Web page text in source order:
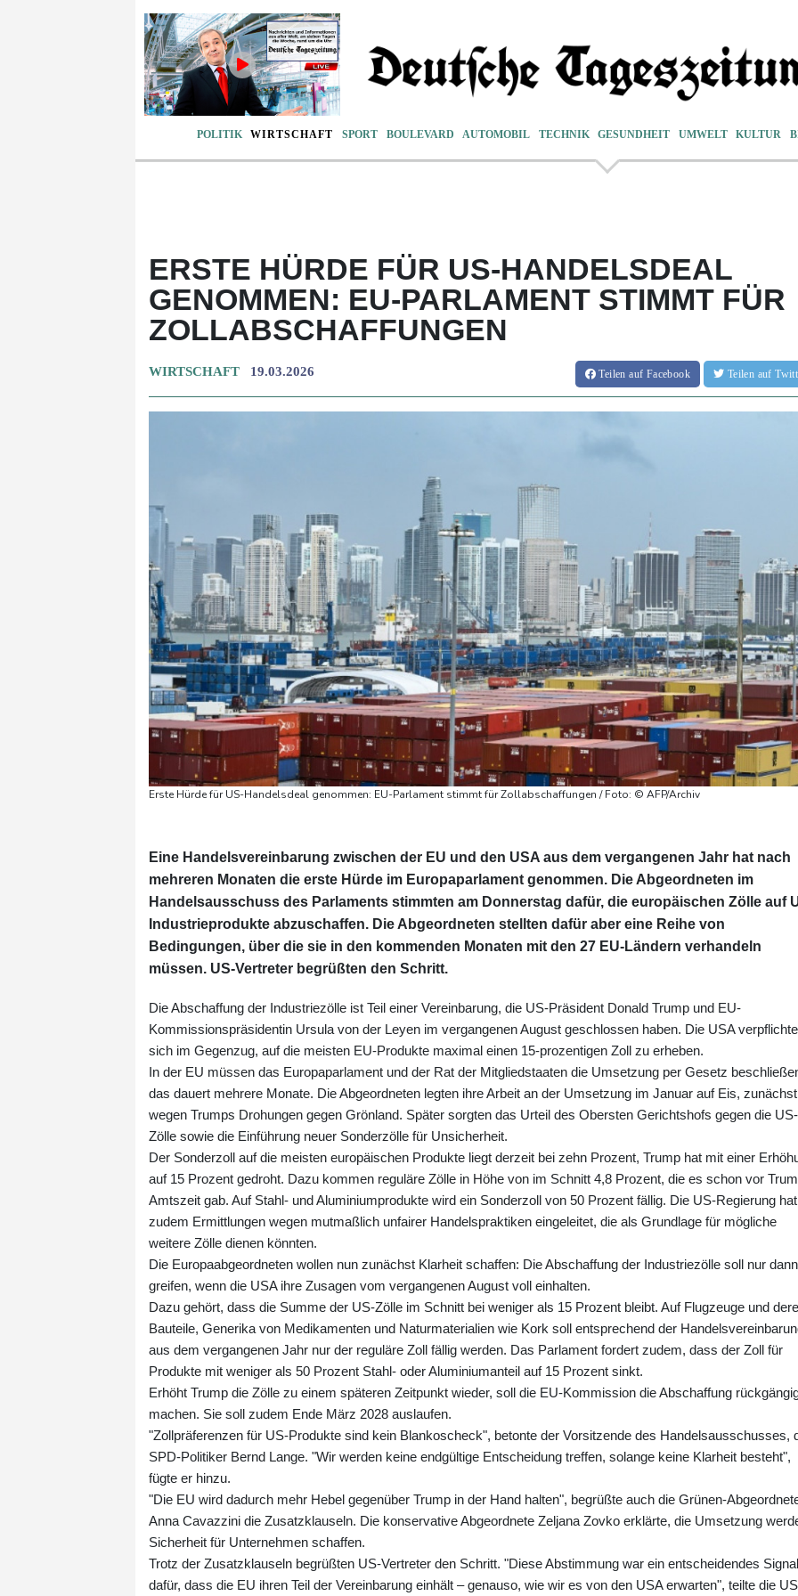
POLITIK WIRTSCHAFT SPORT BOULEVARD AUTOMOBIL TECHNIK GESUNDHEIT UMWELT KULTUR
ERSTE HÜRDE FÜR US-HANDELSDEAL
GENOMMEN: EU-PARLAMENT STIMMT FÜR
ZOLLABSCHAFFUNGEN
WIRTSCHAFT 19.03.2026 Teilenauf Facebook Teilen auf
Erste Hürde für US-Handelsdeal genommen: EU-Parlament stimmt für Zollabschaffungen / Foto: © AFP/Archiv
Eine Handelsvereinbarung zwischen der EU und den USA aus dem vergangenen Jahr hat nach
mehreren Monaten die erste Hürde im Europaparlament genommen. Die Abgeordneten im
Handelsausschuss des Parlaments stimmten am Donnerstag dafür, die europäischen Zölle auf
Industrieprodukte abzuschaffen. Die Abgeordneten stellten dafür aber eine Reihe von
Bedingungen, über die sie in den kommenden Monaten mit den 27 EU-Ländern verhandeln
müssen. US-Vertreter begrüßten den Schritt.
Die Abschaffung der Industriezölle ist Teil einer Vereinbarung, die US-Präsident Donald Trump und EU-
Kommissionspräsidentin Ursula von der Leyen im vergangenen August geschlossen haben. Die USA
sich im Gegenzug, auf die meisten EU-Produkte maximal einen 15-prozentigen Zoll zu erheben.
In der EU müssen das Europaparlament und der Rat der Mitgliedstaaten die Umsetzung per Gesetz
das dauert mehrere Monate. Die Abgeordneten legten ihre Arbeit an der Umsetzung im Januar auf Eis, zunächst
wegen Trumps Drohungen gegen Grönland. Später sorgten das Urteil des Obersten Gerichtshofs gegen die US-
Zölle sowie die Einführung neuer Sonderzölle für Unsicherheit.
Der Sonderzoll auf die meisten europäischen Produkte liegt derzeit bei zehn Prozent, Trump hat mit einer
auf 15 Prozent gedroht. Dazu kommen reguläre Zölle in Höhe von im Schnitt 4,8 Prozent, die es schon vor
Amtszeit gab. Auf Stahl- und Aluminiumprodukte wird ein Sonderzoll von 50 Prozent fällig. Die US-Regierung hat
zudem Ermittlungen wegen mutmaßlich unfairer Handelspraktiken eingeleitet, die als Grundlage für mögliche
weitere Zölle dienen könnten.
Die Europaabgeordneten wollen nun zunächst Klarheit schaffen: Die Abschaffung der Industriezölle soll nur dann
greifen, wenn die USA ihre Zusagen vom vergangenen August voll einhalten.
Dazu gehört, dass die Summe der US-Zölle im Schnitt bei weniger als 15 Prozent bleibt. Auf Flugzeuge und
Bauteile, Generika von Medikamenten und Naturmaterialien wie Kork soll entsprechend der
aus dem vergangenen Jahr nur der reguläre Zoll fällig werden. Das Parlament fordert zudem, dass der Zoll für
Produkte mit weniger als 50 Prozent Stahl- oder Aluminiumanteil auf 15 Prozent sinkt.
Erhöht Trump die Zölle zu einem späteren Zeitpunkt wieder, soll die EU-Kommission die Abschaffung
machen. Sie soll zudem Ende März 2028 auslaufen.
"Zollpräferenzen für US-Produkte sind kein Blankoscheck", betonte der Vorsitzende des Handelsausschusses,
SPD-Politiker Bernd Lange. "Wir werden keine endgültige Entscheidung treffen, solange keine Klarheit besteht",
fügte er hinzu.
"Die EU wird dadurch mehr Hebel gegenüber Trump in der Hand halten", begrüßte auch die Grünen-
Anna Cavazzini die Zusatzklauseln. Die konservative Abgeordnete Zeljana Zovko erklärte, die Umsetzung
Sicherheit für Unternehmen schaffen.
Trotz der Zusatzklauseln begrüßten US-Vertreter den Schritt. "Diese Abstimmung war ein entscheidendes Signal
dafür, dass die EU ihren Teil der Vereinbarung einhält – genauso, wie wir es von den USA erwarten", teilte die